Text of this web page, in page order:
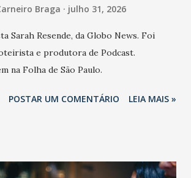
Braga julho 31, 2026
Sarah Resende, da Globo News. Foi
e produtora de Podcast.
na Folha de São Paulo.
POSTAR UM COMENTÁRIO LEIA MAIS »